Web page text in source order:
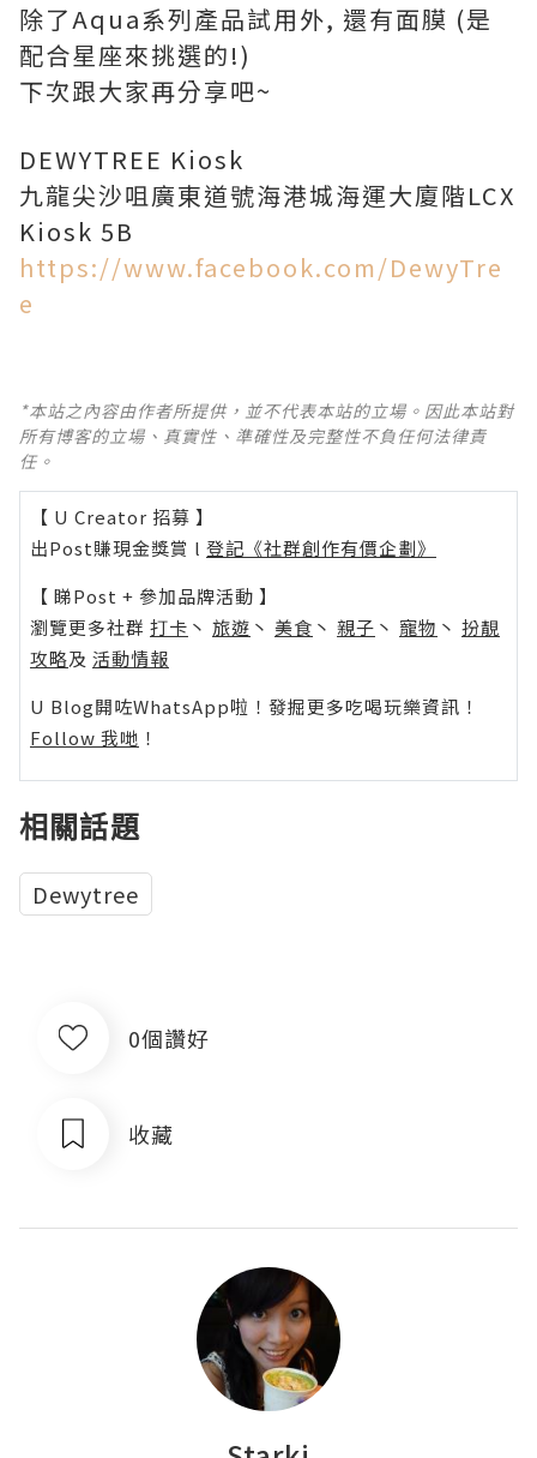
除了Aqua系列產品試用外, 還有面膜 (是
配合星座來挑選的!)
下次跟大家再分享吧~
DEWYTREE Kiosk
九龍尖沙咀廣東道號海港城海運大廈階LCX
Kiosk 5B
https://www.facebook.com/DewyTre
e
*本站之內容由作者所提供，並不代表本站的立場。因此本站對
所有博客的立場、真實性、準確性及完整性不負任何法律責
任。
【 U Creator 招募 】
出Post賺現金獎賞 l 登記《社群創作有價企劃》
【 睇Post + 參加品牌活動 】
瀏覽更多社群 打卡 丶 旅遊 丶 美食 丶 親子 丶 寵物 丶 扮靚
攻略及 活動情報
U Blog開咗WhatsApp啦！發掘更多吃喝玩樂資訊！
Follow 我哋 ！
相關話題
Dewytree
0個讚好
收藏